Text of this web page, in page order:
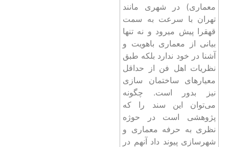
معماری) در شهری مانند
تهران با سرعت به سمت
قهقرا پیش میرود و نه تنها
بیانی از معماری باهویت و
آشنا در خود ندارد بلکه طبق
نظریات اهل فن از حداقل
معیارهای ساختمان سازی
نیز بدور است. چگونه
می‌توان این سند را که
پژوهشی است در حوژه
نظری به حرفه معماری و
شهرسازی پیوند داد آنهم در